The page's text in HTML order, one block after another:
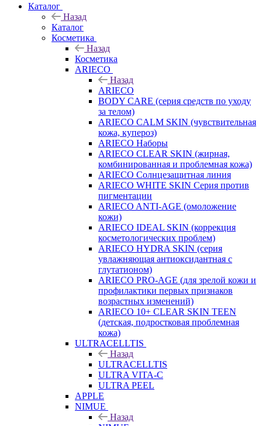
Каталог
Назад
Каталог
Косметика
Назад
Косметика
ARIECO
Назад
ARIECO
BODY CARE (серия средств по уходу
за телом)
ARIECO CALM SKIN (чувствительная
кожа, купероз)
ARIECO Наборы
ARIECO CLEAR SKIN (жирная,
комбинированная и проблемная кожа)
ARIECO Солнцезащитная линия
ARIECO WHITE SKIN Серия против
пигментации
ARIECO ANTI-AGE (омоложение
кожи)
ARIECO IDEAL SKIN (коррекция
косметологических проблем)
ARIECO HYDRA SKIN (серия
увлажняющая антиоксидантная с
глутатионом)
ARIECO PRO-AGE (для зрелой кожи и
профилактики первых признаков
возрастных изменений)
ARIECO 10+ CLEAR SKIN TEEN
(детская, подростковая проблемная
кожа)
ULTRACELLTIS
Назад
ULTRACELLTIS
ULTRA VITA-C
ULTRA PEEL
APPLE
NIMUE
Назад